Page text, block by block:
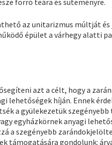
forró teára és süteményre.
az unitarizmus múltját
épület a várhegy alatti
azt a célt, hogy a
lehetőségek híján. Ennek
a gyülekezetük
egyházkörnek anyagi
a szegényebb
támogatására gondolunk: